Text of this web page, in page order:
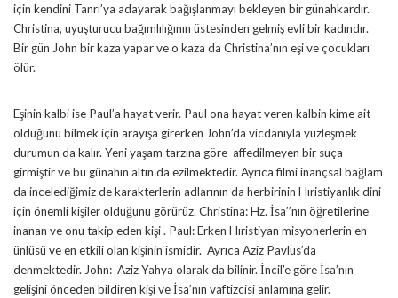
için kendini Tanrı’ya adayarak bağışlanmayı bekleyen bir günahkardır.
Christina, uyuşturucu bağımlılığının üstesinden gelmiş evli bir kadındır.
Bir gün John bir kaza yapar ve o kaza da Christina’nın eşi ve çocukları
ölür.
Eşinin kalbi ise Paul’a hayat verir. Paul ona hayat veren kalbin kime ait
olduğunu bilmek için arayışa girerken John’da vicdanıyla yüzleşmek
durumun da kalır. Yeni yaşam tarzına göre affedilmeyen bir suça
girmiştir ve bu günahın altın da ezilmektedir. Ayrıca filmi inançsal bağlam
da incelediğimiz de karakterlerin adlarının da herbirinin Hıristiyanlık dini
için önemli kişiler olduğunu görürüz. Christina: Hz. İsa’’nın öğretilerine
inanan ve onu takip eden kişi . Paul: Erken Hıristiyan misyonerlerin en
ünlüsü ve en etkili olan kişinin ismidir. Ayrıca Aziz Pavlus’da
denmektedir. John: Aziz Yahya olarak da bilinir. İncil’e göre İsa’nın
gelişini önceden bildiren kişi ve İsa’nın vaftizcisi anlamına gelir.